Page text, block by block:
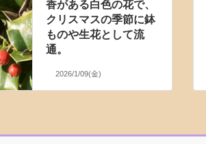
香がある白色の花で、
クリスマスの季節に鉢
ものや生花として流
通。
2026/1/09(金)